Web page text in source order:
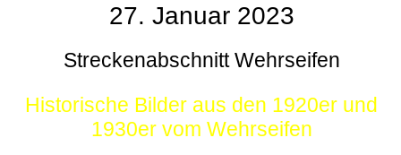
27. Januar 2023
Streckenabschnitt Wehrseifen
Historische Bilder aus den 1920er und
1930er vom Wehrseifen